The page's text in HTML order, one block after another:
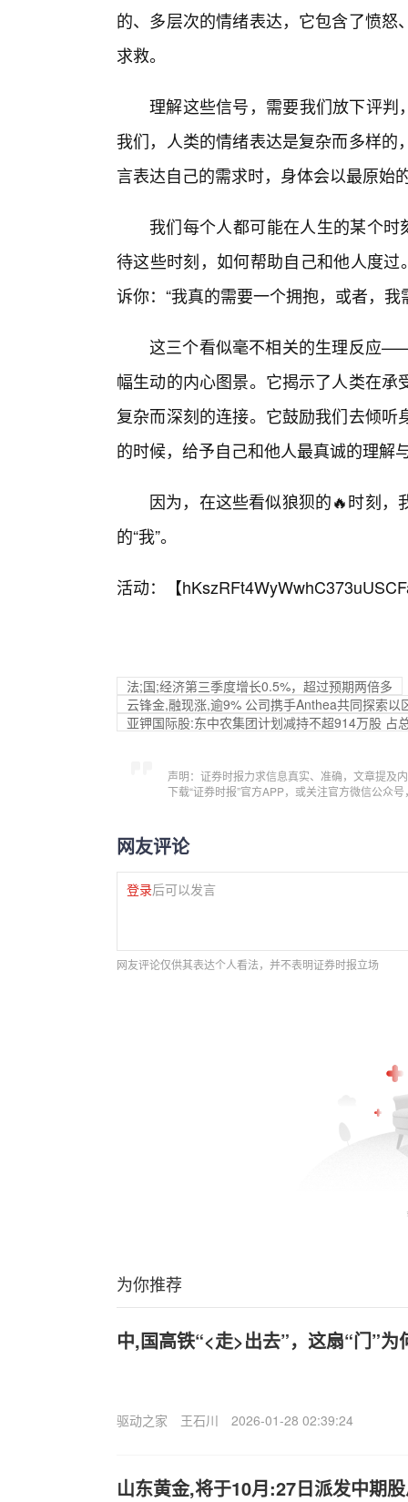
的、多层次的情绪表达，它包含了愤
求救。
理解这些信号，需要我们放下评
我们，人类的情绪表达是复杂而多样
言表达自己的需求时，身体会以最原始
我们每个人都可能在人生的某个时
待这些时刻，如何帮助自己和他人度
诉你：“我真的需要一个拥抱，或者，
这三个看似毫不相关的生理反应
幅生动的内心图景。它揭示了人类在
复杂而深刻的连接。它鼓励我们去倾
的时候，给予自己和他人最真诚的理解
因为，在这些看似狼狈的🔥时刻
的“我”。
活动：【
法;国;经济第三季度增长0.5%，超过预期两倍多
云锋金,融现涨,逾9% 公司携手Anthea共同探索以
亚钾国际股:东中农集团计划减持不超914万股 占
声明：证券时报力求信息真实、准确，文章提及
下载“证券时报”官方APP，或关注官方微信公众
网友评论
登录后可以发言
网友评论仅供其表达个人看法，并不表明证券时报立场
为你推荐
中,国高铁“<走>出去”，这扇“门”
驱动之家 王石川 2026-01-28 02:39:24
山东黄金,将于10月:27日派发中期